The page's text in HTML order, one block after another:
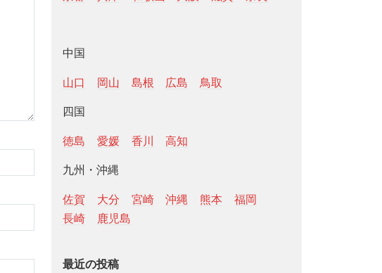
中国
山口 岡山 島根 広島 鳥取
四国
徳島 愛媛 香川 高知
九州・沖縄
佐賀 大分 宮崎 沖縄 熊本
福岡
長崎
鹿児島
最近の投稿